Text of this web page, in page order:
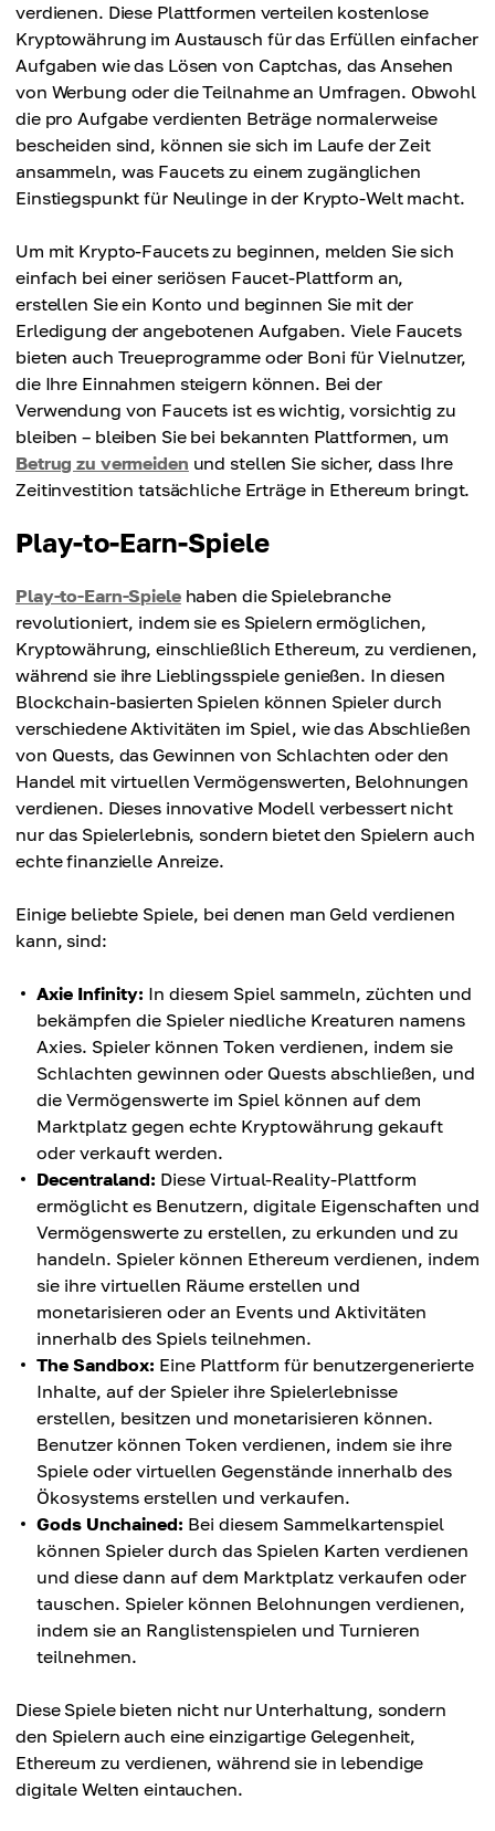
verdienen. Diese Plattformen verteilen kostenlose
Kryptowährung im Austausch für das Erfüllen einfacher
Aufgaben wie das Lösen von Captchas, das Ansehen
von Werbung oder die Teilnahme an Umfragen. Obwohl
die pro Aufgabe verdienten Beträge normalerweise
bescheiden sind, können sie sich im Laufe der Zeit
ansammeln, was Faucets zu einem zugänglichen
Einstiegspunkt für Neulinge in der Krypto-Welt macht.
Um mit Krypto-Faucets zu beginnen, melden Sie sich
einfach bei einer seriösen Faucet-Plattform an,
erstellen Sie ein Konto und beginnen Sie mit der
Erledigung der angebotenen Aufgaben. Viele Faucets
bieten auch Treueprogramme oder Boni für Vielnutzer,
die Ihre Einnahmen steigern können. Bei der
Verwendung von Faucets ist es wichtig, vorsichtig zu
bleiben – bleiben Sie bei bekannten Plattformen, um
Betrug zu vermeiden und stellen Sie sicher, dass Ihre
Zeitinvestition tatsächliche Erträge in Ethereum bringt.
Play-to-Earn-Spiele
Play-to-Earn-Spielehaben die Spielebranche
revolutioniert, indem sie es Spielern ermöglichen,
Kryptowährung, einschließlich Ethereum, zu verdienen,
während sie ihre Lieblingsspiele genießen. In diesen
Blockchain-basierten Spielen können Spieler durch
verschiedene Aktivitäten im Spiel, wie das Abschließen
von Quests, das Gewinnen von Schlachten oder den
Handel mit virtuellen Vermögenswerten, Belohnungen
verdienen. Dieses innovative Modell verbessert nicht
nur das Spielerlebnis, sondern bietet den Spielern auch
echte finanzielle Anreize.
Einige beliebte Spiele, bei denen man Geld verdienen
kann, sind:
Axie Infinity: In diesem Spiel sammeln, züchten und
bekämpfen die Spieler niedliche Kreaturen namens
Axies. Spieler können Token verdienen, indem sie
Schlachten gewinnen oder Quests abschließen, und
die Vermögenswerte im Spiel können auf dem
Marktplatz gegen echte Kryptowährung gekauft
oder verkauft werden.
Decentraland: Diese Virtual-Reality-Plattform
ermöglicht es Benutzern, digitale Eigenschaften und
Vermögenswerte zu erstellen, zu erkunden und zu
handeln. Spieler können Ethereum verdienen, indem
sie ihre virtuellen Räume erstellen und
monetarisieren oder an Events und Aktivitäten
innerhalb des Spiels teilnehmen.
The Sandbox: Eine Plattform für benutzergenerierte
Inhalte, auf der Spieler ihre Spielerlebnisse
erstellen, besitzen und monetarisieren können.
Benutzer können Token verdienen, indem sie ihre
Spiele oder virtuellen Gegenstände innerhalb des
Ökosystems erstellen und verkaufen.
Gods Unchained: Bei diesem Sammelkartenspiel
können Spieler durch das Spielen Karten verdienen
und diese dann auf dem Marktplatz verkaufen oder
tauschen. Spieler können Belohnungen verdienen,
indem sie an Ranglistenspielen und Turnieren
teilnehmen.
Diese Spiele bieten nicht nur Unterhaltung, sondern
den Spielern auch eine einzigartige Gelegenheit,
Ethereum zu verdienen, während sie in lebendige
digitale Welten eintauchen.